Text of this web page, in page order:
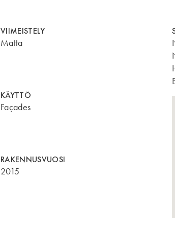
VIIMEISTELY
Matta
KÄYTTÖ
Façades
RAKENNUSVUOSI
2015